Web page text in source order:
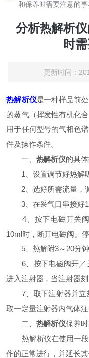
和保养时需要注意的事
分析热解析
时
更新时间：
热解析仪是一种样品前
的蒸气（挥发性有机化
用于任何型号的气相色
件及操作条件。
一、热解析仪的具
1、设置调节好热解吸
2、选好所需流量，调
3、在采气口串接好
4、按下电磁开关阀
10ml时，断开电磁阀。
5、热解附3～20分钟
6、按下电磁阀开／
进入注射器，当注射器
7、取下注射器并立
取一定量注射器内气体
二、热解析仪保养
热解析仪在使用一段
作的正常进行，并延长其